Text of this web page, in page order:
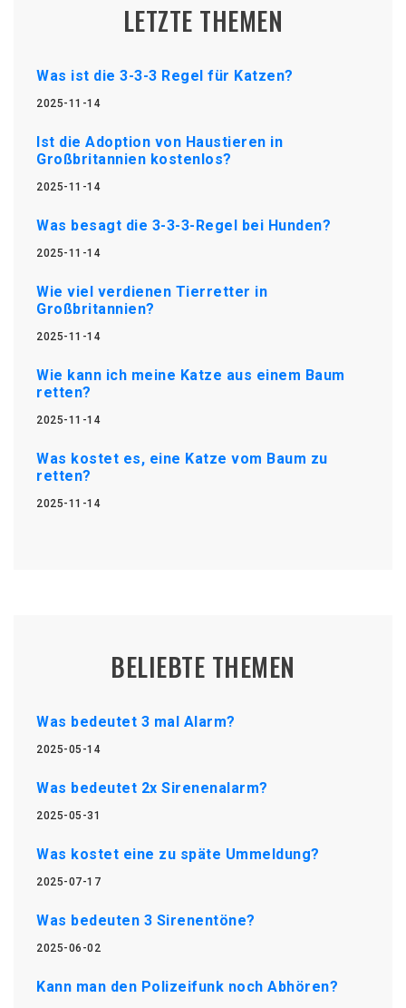
LETZTE THEMEN
Was ist die 3-3-3 Regel für Katzen?
2025-11-14
Ist die Adoption von Haustieren in
Großbritannien kostenlos?
2025-11-14
Was besagt die 3-3-3-Regel bei Hunden?
2025-11-14
Wie viel verdienen Tierretter in
Großbritannien?
2025-11-14
Wie kann ich meine Katze aus einem Baum
retten?
2025-11-14
Was kostet es, eine Katze vom Baum zu
retten?
2025-11-14
BELIEBTE THEMEN
Was bedeutet 3 mal Alarm?
2025-05-14
Was bedeutet 2x Sirenenalarm?
2025-05-31
Was kostet eine zu späte Ummeldung?
2025-07-17
Was bedeuten 3 Sirenentöne?
2025-06-02
Kann man den Polizeifunk noch Abhören?